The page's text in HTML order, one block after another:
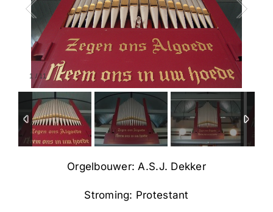
1 /11
Orgelbouwer: A.S.J. Dekker
Stroming: Protestant